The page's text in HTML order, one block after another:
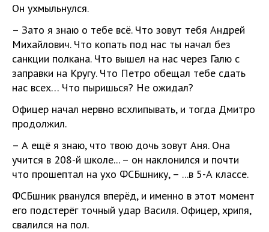
Он ухмыльнулся.
– Зато я знаю о тебе всё. Что зовут тебя Андрей
Михайлович. Что копать под нас ты начал без
санкции полкана. Что вышел на нас через Галю с
заправки на Кругу. Что Петро обещал тебе сдать
нас всех… Что пыришься? Не ожидал?
Офицер начал нервно всхлипывать, и тогда Дмитро
продолжил.
– А ещё я знаю, что твою дочь зовут Аня. Она
учится в 208-й школе... – он наклонился и почти
что прошептал на ухо ФСБшнику, – ...в 5-А классе.
ФСБшник рванулся вперёд, и именно в этот момент
его подстерёг точный удар Василя. Офицер, хрипя,
свалился на пол.